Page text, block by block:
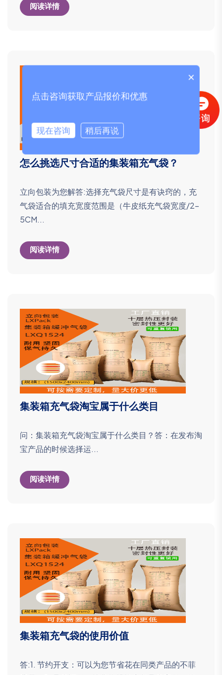
阅读详情
怎么挑选尺寸合适的集装箱充气袋？
立向包装为您解答:选择充气袋尺寸是有诀窍的，充
气袋适合的填充宽度范围是（牛皮纸充气袋宽度/2-
5CM...
阅读详情
集装箱充气袋淘宝属于什么类目
问：集装箱充气袋淘宝属于什么类目？答：在发布淘
宝产品的时候选择运...
阅读详情
集装箱充气袋的使用价值
答:1. 节约开支：可以为您节省花在同类产品的不菲
×
点击咨询获取产品报价和优惠
现在咨询 稍后再说